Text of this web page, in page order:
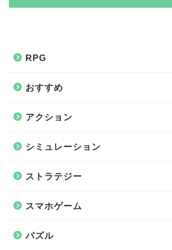
RPG
おすすめ
アクション
シミュレーション
ストラテジー
スマホゲーム
パズル